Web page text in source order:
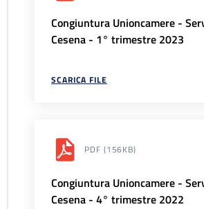
Congiuntura Unioncamere -
Cesena - 1° trimestre 2023
SCARICA FILE
PDF (156KB)
Congiuntura Unioncamere -
Cesena - 4° trimestre 2022